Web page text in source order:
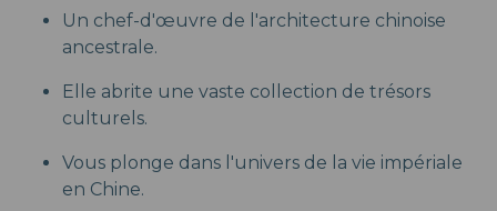
Un chef-d'œuvre de l'architecture chinoise
ancestrale.
Elle abrite une vaste collection de trésors
culturels.
Vous plonge dans l'univers de la vie impériale
en Chine.